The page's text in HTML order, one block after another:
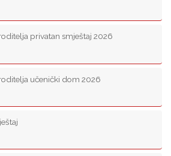
privatan smještaj 2026
učenički dom 2026